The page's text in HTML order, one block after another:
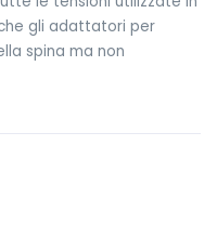
gli adattatori per
spina ma non